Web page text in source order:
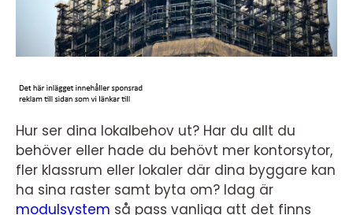
Hur ser dina lokalbehov ut? Har du allt du
behöver eller hade du behövt mer kontorsytor,
fler klassrum eller lokaler där dina byggare kan
ha sina raster samt byta om? Idag är
modulsystem så pass vanliga att det finns